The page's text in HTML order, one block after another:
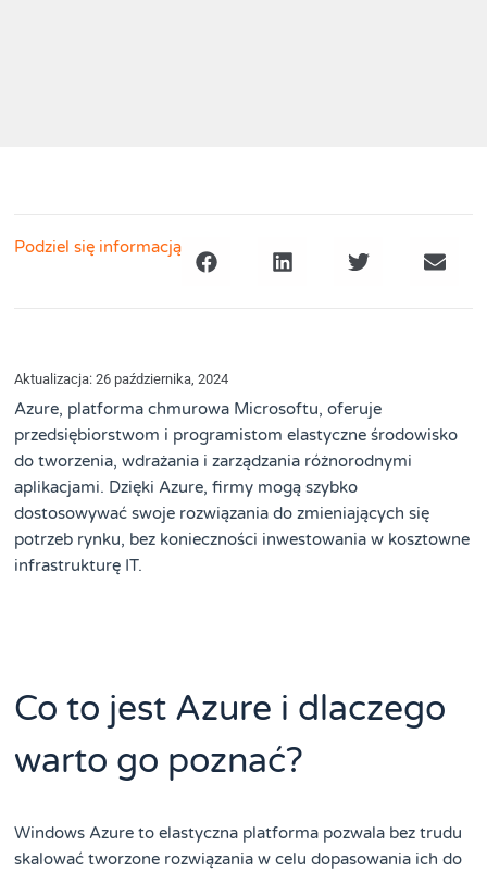
Podziel się informacją
Aktualizacja: 26 października, 2024
Azure, platforma chmurowa Microsoftu, oferuje
przedsiębiorstwom i programistom elastyczne środowisko
do tworzenia, wdrażania i zarządzania różnorodnymi
aplikacjami. Dzięki Azure, firmy mogą szybko
dostosowywać swoje rozwiązania do zmieniających się
potrzeb rynku, bez konieczności inwestowania w kosztowne
infrastrukturę IT.
Co to jest Azure i dlaczego
warto go poznać?
Windows Azure to elastyczna platforma pozwala bez trudu
skalować tworzone rozwiązania w celu dopasowania ich do